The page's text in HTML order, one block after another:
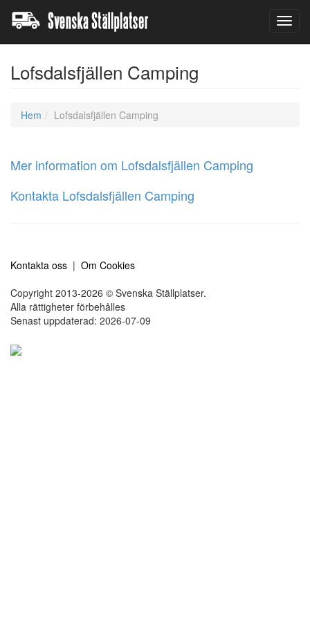
Lofsdalsfjällen Camping
Hem Lofsdalsfjällen Camping
Mer information om Lofsdalsfjällen Camping
Kontakta Lofsdalsfjällen Camping
Kontakta oss | Om Cookies
Copyright 2013-2026 © Svenska Ställplatser.
Alla rättigheter förbehålles
Senast uppdaterad: 2026-07-09